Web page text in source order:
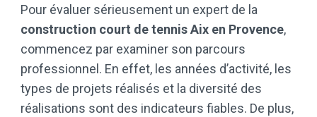
Pour évaluer sérieusement un expert de la
construction court de tennis Aix en Provence,
commencez par examiner son parcours
professionnel. En effet, les années d’activité, les
types de projets réalisés et la diversité des
réalisations sont des indicateurs fiables. De plus,